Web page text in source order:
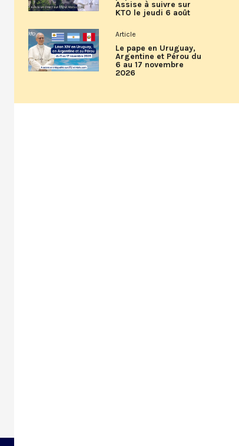
Assise à suivre sur
KTO le jeudi 6 août
Article
Le pape en Uruguay,
Argentine et Pérou du
6 au 17 novembre
2026